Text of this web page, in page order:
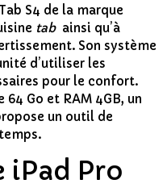
S4 de la marque
tab ainsi qu’à
Son système
d’utiliser les
pour le confort.
Go et RAM 4GB, un
un outil de
iPad Pro